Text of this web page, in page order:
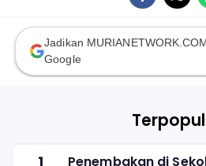
Jadikan
Google
Penembakan di